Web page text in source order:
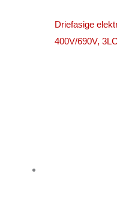
Driefasige
400V/690V,